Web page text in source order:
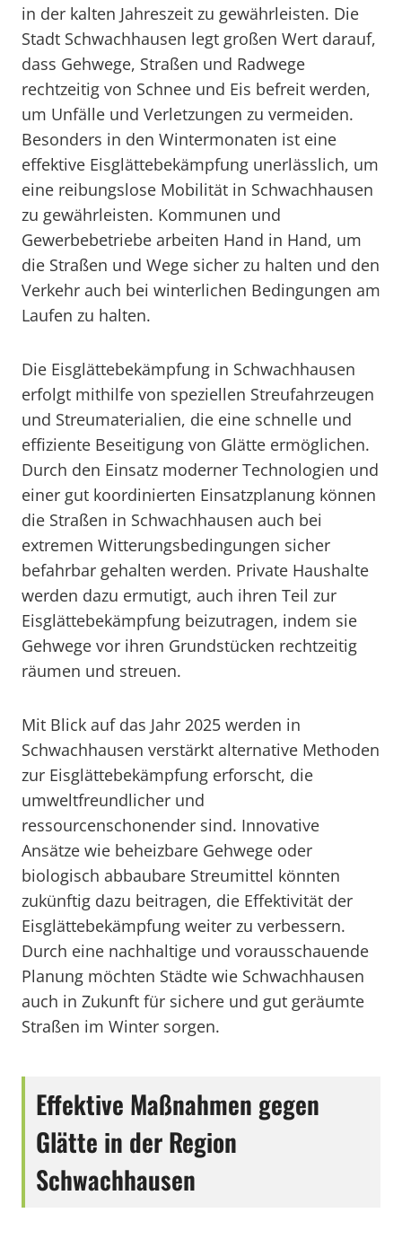
in der kalten Jahreszeit zu gewährleisten. Die
Stadt Schwachhausen legt großen Wert darauf,
dass Gehwege, Straßen und Radwege
rechtzeitig von Schnee und Eis befreit werden,
um Unfälle und Verletzungen zu vermeiden.
Besonders in den Wintermonaten ist eine
effektive Eisglättebekämpfung unerlässlich, um
eine reibungslose Mobilität in Schwachhausen
zu gewährleisten. Kommunen und
Gewerbebetriebe arbeiten Hand in Hand, um
die Straßen und Wege sicher zu halten und den
Verkehr auch bei winterlichen Bedingungen am
Laufen zu halten.
Die Eisglättebekämpfung in Schwachhausen
erfolgt mithilfe von speziellen Streufahrzeugen
und Streumaterialien, die eine schnelle und
effiziente Beseitigung von Glätte ermöglichen.
Durch den Einsatz moderner Technologien und
einer gut koordinierten Einsatzplanung können
die Straßen in Schwachhausen auch bei
extremen Witterungsbedingungen sicher
befahrbar gehalten werden. Private Haushalte
werden dazu ermutigt, auch ihren Teil zur
Eisglättebekämpfung beizutragen, indem sie
Gehwege vor ihren Grundstücken rechtzeitig
räumen und streuen.
Mit Blick auf das Jahr 2025 werden in
Schwachhausen verstärkt alternative Methoden
zur Eisglättebekämpfung erforscht, die
umweltfreundlicher und
ressourcenschonender sind. Innovative
Ansätze wie beheizbare Gehwege oder
biologisch abbaubare Streumittel könnten
zukünftig dazu beitragen, die Effektivität der
Eisglättebekämpfung weiter zu verbessern.
Durch eine nachhaltige und vorausschauende
Planung möchten Städte wie Schwachhausen
auch in Zukunft für sichere und gut geräumte
Straßen im Winter sorgen.
Effektive Maßnahmen gegen
Glätte in der Region
Schwachhausen